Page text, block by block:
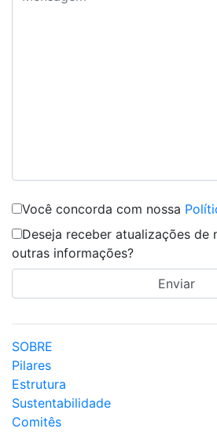
Você concorda com nossa
Deseja receber atualizações de
outras informações?
SOBRE
Pilares
Estrutura
Sustentabilidade
Comitês